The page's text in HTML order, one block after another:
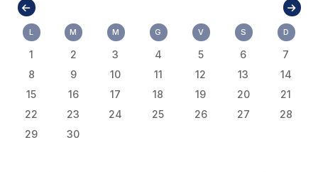
L M M G V S D
1 2 3 4 5 6
7
8
9 10 11 12 13
14
15
16 17 18 19 20
21
22
23 24 25 26 27
28
29
30